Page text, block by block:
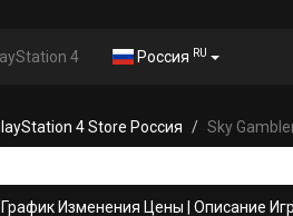
4 Россия RU
4 Store Россия Sky
График Изменения Цены Описание